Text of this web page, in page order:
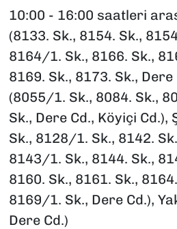
10:00 - 16:00 saatleri
(8133. Sk., 8154. Sk.,
8164/1. Sk., 8166. Sk.,
8169. Sk., 8173. Sk., Dere
(8055/1. Sk., 8084. Sk.,
Sk., Dere Cd., Köyiçi Cd.),
Sk., 8128/1. Sk., 8142.
8143/1. Sk., 8144. Sk.,
8160. Sk., 8161. Sk.,
8169/1. Sk., Dere Cd.),
Dere Cd.)